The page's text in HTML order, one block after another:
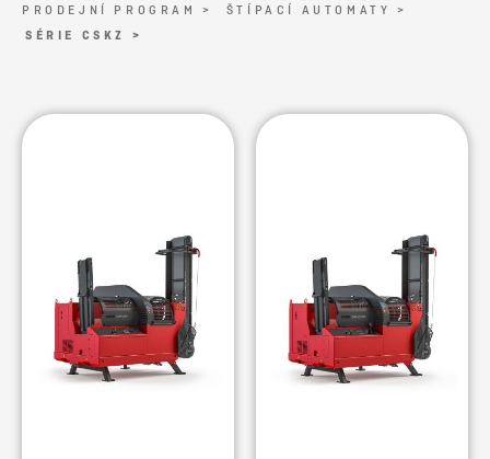
PRODEJNÍ PROGRAM >
ŠTÍPACÍ AUTOMATY >
SÉRIE CSKZ >